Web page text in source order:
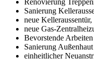
Renovierung
Sanierung
neue
neue Gas-
Bevorstende
Sanierung
einheitlicher